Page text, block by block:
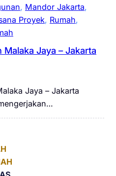
, Mandor Jakarta
Proyek, Rumah
Jaya – Jakarta
Jaya – Jakarta